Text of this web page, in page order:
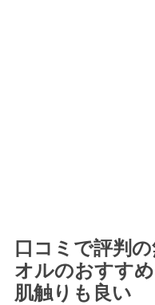
口コミで評判
オルのおすす
肌触りも良い